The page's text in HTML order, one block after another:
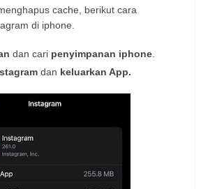
cache, berikut cara
di iphone.
dan cari penyimpanan iphone.
dan keluarkan App.